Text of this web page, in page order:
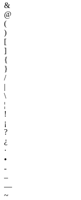
&
@
(
)
[
]
{
}
/
|
\
¦
!
¡
?
¿
·
•
-
–
—
~